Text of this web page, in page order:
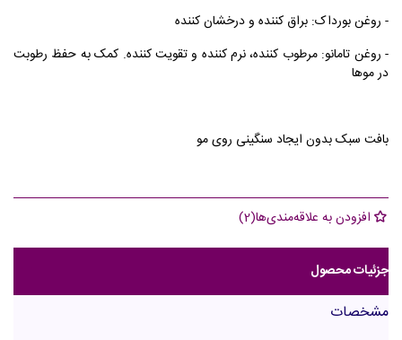
- روغن بورداک: براق کننده و درخشان کننده
- روغن تامانو: مرطوب کننده، نرم کننده و تقویت کننده. کمک به حفظ رطوبت
در موها
بافت سبک بدون ایجاد سنگینی روی مو
افزودن به علاقه‌مندی‌ها(
2
)
جزئیات محصول
مشخصات